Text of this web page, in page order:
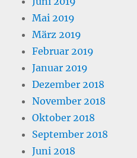
Mai 2019
März 2019
Februar 2019
Januar 2019
Dezember 2018
November 2018
Oktober 2018
September 2018
Juni 2018